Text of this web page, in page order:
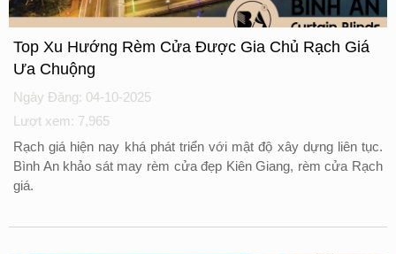
Top Xu Hướng Rèm Cửa Được Gia Chủ Rạch Giá
Ưa Chuộng
Ngày Đăng: 04-10-2025
Lượt xem: 7,965
Rạch giá hiện nay khá phát triển với mật độ xây dựng liên tục.
Bình An khảo sát may rèm cửa đẹp Kiên Giang, rèm cửa Rạch
giá.